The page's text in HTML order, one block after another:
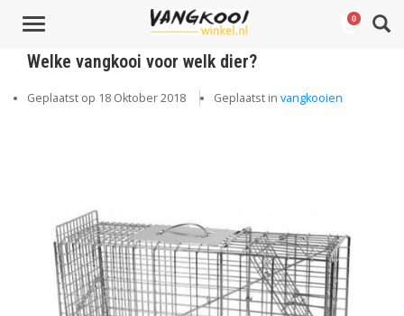
Toggle
0
Welke vangkooi voor welk dier?
Geplaatst op 18 Oktober 2018 Geplaatst in vangkooien